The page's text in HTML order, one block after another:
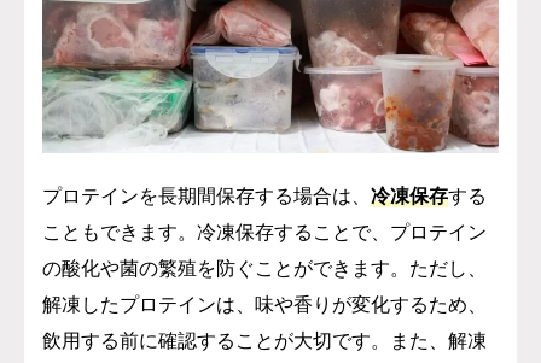
プロテインを長期間保存する場合は、 冷凍保存する
こともできます。冷凍保存することで、プロテイン
の酸化や菌の繁殖を防ぐことができます。ただし、
解凍したプロテインは、味や香りが変化するため、
飲用する前に確認することが大切です。また、解凍